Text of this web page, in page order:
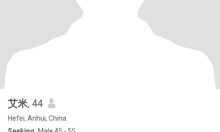
艾米, 44
Hefei, Anhui, China